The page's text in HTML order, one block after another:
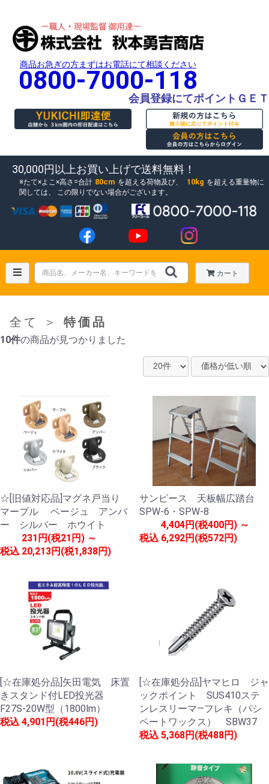
商品お急ぎの方まずはお電話にて相談ください
0800-7000-118
会員登録にてポイントＧＥＴ
30,000円以上お買い上げで送料無料！
たて×よこ×高さ=合計 80cm を超える荷物及び、 10kg を超える重量物に
関しては、
この限りでない場合がございます。
カート
全て ＞ 特価品
10件の商品が見つかりました
☆[旧値対応品]マグネ戸当り
マーブル ベージュ アンバ
ー シルバー ホウイト
税込
231円(税21円) ～
20,213円(税1,838円)
サンピース 天板幅広踏台
SPW-6・SPW-8
税込
4,404円(税400円) ～
6,292円(税572円)
[☆在庫処分品]矢田電気 床置
きスタンド付LED投光器
F27S-20W型（1800lm）
税込 4,901円(税446円)
[☆在庫処分品]ヤマヒロ ジャ
ックポイント SUS410ステ
ンレスリーマ―フレキ（パシ
ペートワックス） SBW37
税込 5,368円(税488円)